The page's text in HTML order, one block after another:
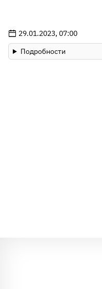
29.01.2023, 07:00
Подробности